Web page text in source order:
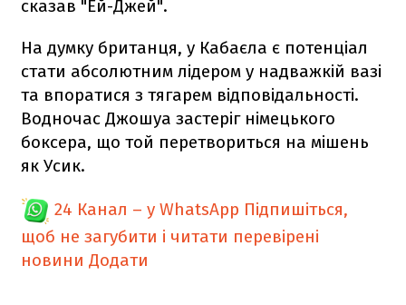
сказав "Ей-Джей".
На думку британця, у Кабаєла є потенціал
стати абсолютним лідером у надважкій вазі
та впоратися з тягарем відповідальності.
Водночас Джошуа застеріг німецького
боксера, що той перетвориться на мішень
як Усик.
24 Канал – у WhatsApp Підпишіться,
щоб не загубити і читати перевірені
новини Додати